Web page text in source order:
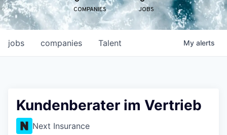
COMPANIES JOBS
jobs companies Talent My alerts
Kundenberater im Vertrieb
Next Insurance